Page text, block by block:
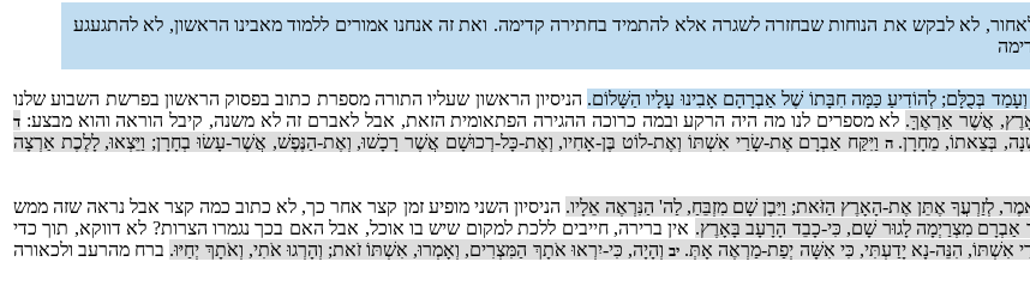
לא לבקש את הנוחות שבחזרה לשגרה אלא להתמיד בחתירה קדימה. ואת זה אנחנו אמורים ללמוד מאבינו הראשון, לא להתגעגע
בְּכֻלָּם; לְהוֹדִיעַ כַּמָּה חִבָּתוֹ שֶׁל אַבְרָהָם אָבִינוּ עָלָיו הַשָּׁלוֹם. הניסיון הראשון שעליו התורה מספרת כתוב בפסוק הראשון בפרשת השבוע שלנו
אֲשֶׁר אַרְאֶךָּ. לא מספרים לנו מה היה הרקע ובמה כרוכה ההגירה הפתאומית הזאת, אבל לאברם זה לא משנה, קיבל הוראה והוא מבצע: ד
בְּצֵאתוֹ, מֵחָרָן.ה וַיִּקַּח אַבְרָם אֶת-שָׂרַי אִשְׁתּוֹ וְאֶת-לוֹט בֶּן-אָחִיו, וְאֶת-כָּל-רְכוּשָׁם אֲשֶׁר רָכָשׁוּ, וְאֶת-הַנֶּפֶשׁ, אֲשֶׁר-עָשׂוּ בְחָרָן; וַיֵּצְאוּ, לָלֶכֶת אַרְצָה
לְזַרְעֲךָ אֶתֵּן אֶת-הָאָרֶץ הַזֹּאת; וַיִּבֶן שָׁם מִזְבֵּחַ, לַה' הַנִּרְאֶה אֵלָיו. הניסיון השני מופיע זמן קצר אחר כך, לא כתוב כמה קצר אבל נראה שזה ממש
אַבְרָם מִצְרַיְמָה לָגוּר שָׁם, כִּי-כָבֵד הָרָעָב בָּאָרֶץ. אין ברירה, חייבים ללכת למקום שיש בו אוכל, אבל האם בכך נגמרו הצרות? לא דווקא, תוך כדי
אִשְׁתּוֹ, הִנֵּה-נָא יָדַעְתִּי, כִּי אִשָּׁה יְפַת-מַרְאֶה אָתְּ. יבוְהָיָה, כִּי-יִרְאוּ אֹתָךְ הַמִּצְרִים, וְאָמְרוּ, אִשְׁתּוֹ זֹאת; וְהָרְגוּ אֹתִי, וְאֹתָךְ יְחַיּוּ. ברח מהרעב ולכאורה